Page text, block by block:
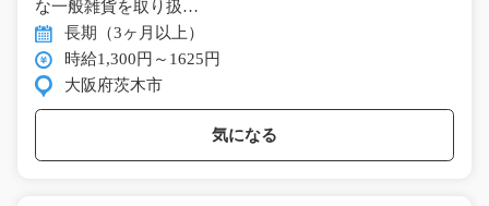
な一般雑貨を取り扱…
長期（3ヶ月以上）
時給1,300円～1625円
大阪府茨木市
気になる